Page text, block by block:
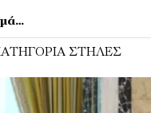
ΣΤΉΛΕΣ